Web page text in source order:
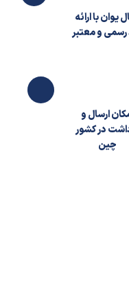
با ارائه
و معتبر
و
کشور